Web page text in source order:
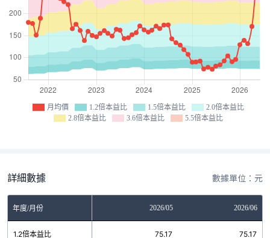
月均價 1.2倍本益比 1.5倍本益比
2.0倍本益比
2.8倍本益比
3.6倍本益比 5.5倍本益比
詳細數據 數據單位：元
年度/月份 2026/05 2026/06
1.2倍本益比 75.17 75.17